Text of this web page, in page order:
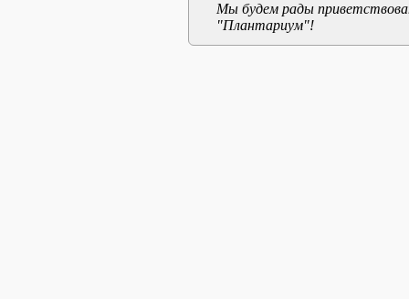
Мы будем рады
"Плантариум"!